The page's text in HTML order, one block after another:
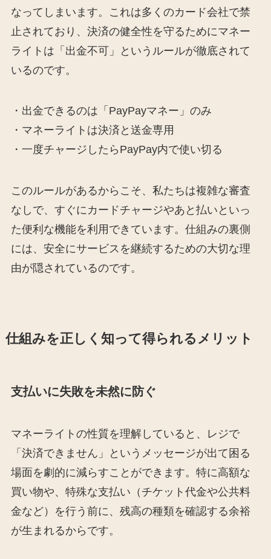
なってしまいます。これは多くのカード会社で禁
止されており、決済の健全性を守るためにマネー
ライトは「出金不可」というルールが徹底されて
いるのです。
・出金できるのは「PayPayマネー」のみ
・マネーライトは決済と送金専用
・一度チャージしたらPayPay内で使い切る
このルールがあるからこそ、私たちは複雑な審査
なしで、すぐにカードチャージやあと払いといっ
た便利な機能を利用できています。仕組みの裏側
には、安全にサービスを継続するための大切な理
由が隠されているのです。
仕組みを正しく知って得られるメリット
支払いに失敗を未然に防ぐ
マネーライトの性質を理解していると、レジで
「決済できません」というメッセージが出て困る
場面を劇的に減らすことができます。特に高額な
買い物や、特殊な支払い（チケット代金や公共料
金など）を行う前に、残高の種類を確認する余裕
が生まれるからです。